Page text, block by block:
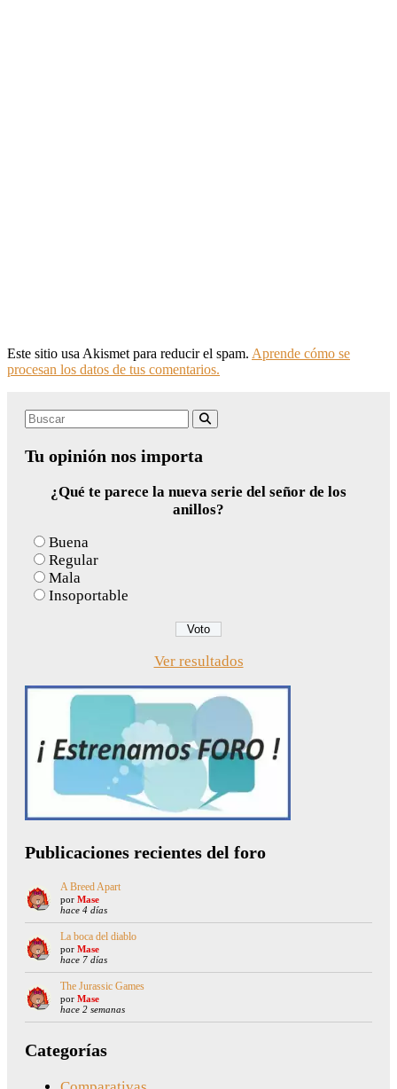
Este sitio usa Akismet para reducir el spam. Aprende cómo se
procesan los datos de tus comentarios.
Search
Tu opinión nos importa
¿Qué te parece la nueva serie del señor de los
anillos?
Buena
Regular
Mala
Insoportable
Ver resultados
Publicaciones recientes del foro
A Breed Apart
por Mase
hace 4 días
La boca del diablo
por Mase
hace 7 días
The Jurassic Games
por Mase
hace 2 semanas
Categorías